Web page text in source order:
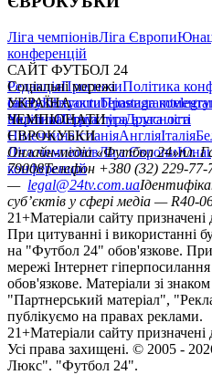
Ліга чемпіонівЛіга Європи
конференцій
САЙТ ФУТБОЛ 24
РедакціяПрогнозиПолітика
сайтуКонтактиПравила
політикаСтруктура власності
Соціальні мережі
facebookxyoutubeinstagram
УКРАЇНА
УкраїнаПерша лігаДруга ліга
ЧЕМПІОНАТИ
НімеччинаІспаніяАнгліяІталія
ЄВРОКУБКИ
Ліга чемпіонівЛіга Європи
конференцій
Онлайн-медіа «Футбол 24»пл.
79008Телефон +380 (32) 229-77-
— legal@24tv.com.ua
суб’єктів у сфері медіа — R40-
21+Матеріали сайту
При цитуванні і використанні
на "Футбол 24" обов'язкове. При
мережі Інтернет
обов'язкове. Матеріали зі
"Партнерський матеріал",
публікуємо на правах реклами.
21+Матеріали сайту
Усi права захищенi. © 2005 -
Люкс". "Футбол 24".